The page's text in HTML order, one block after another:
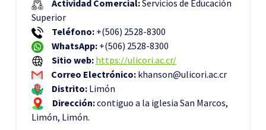
Actividad Comercial:Servicios de Educación
Superior
Teléfono: +(506) 2528-8300
WhatsApp: +(506) 2528-8300
Sitio web: https://ulicori.ac.cr/
Correo Electrónico: khanson@ulicori.ac.cr
Distrito: Limón
Dirección:contiguo a la iglesia San Marcos,
Limón, Limón.